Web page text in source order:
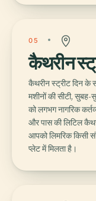
05
कैथरीन
कैथरीन स्ट्रीट दिन के
मशीनों की सीटी,
को लगभग नागरिक
और पास की लिटिल
आपको लिमरिक किसी
प्लेट में मिलता है।